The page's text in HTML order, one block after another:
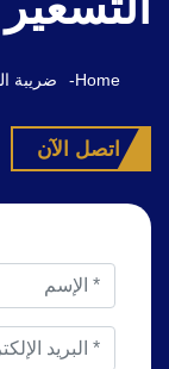
Home
- ضريبة
اتصل الآن